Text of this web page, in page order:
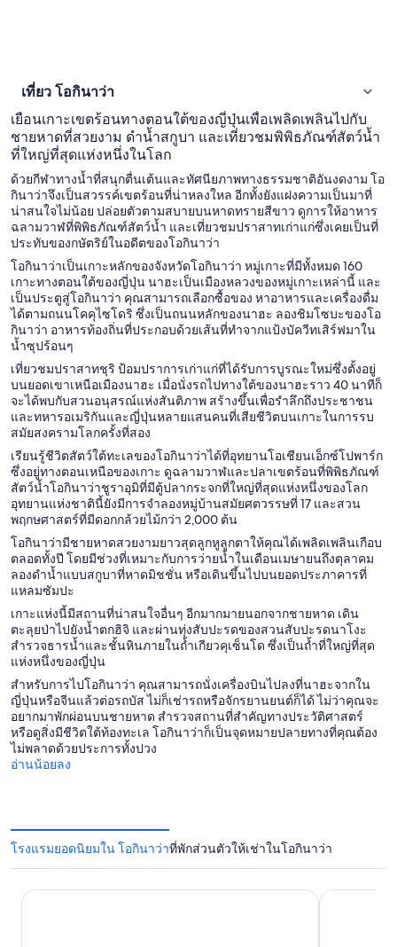
เที่ยว โอกินาว่า
เยือนเกาะเขตร้อนทางตอนใต้ของญี่ปุ่นเพื่อเพลิดเพลินไปกับ
ชายหาดที่สวยงาม ดำน้ำสกูบา และเที่ยวชมพิพิธภัณฑ์สัตว์น้ำ
ที่ใหญ่ที่สุดแห่งหนึ่งในโลก
ด้วยกีฬาทางน้ำที่สนุกตื่นเต้นและทัศนียภาพทางธรรมชาติอันงดงาม โอ
กินาว่าจึงเป็นสวรรค์เขตร้อนที่น่าหลงใหล อีกทั้งยังแฝงความเป็นมาที่
น่าสนใจไม่น้อย ปล่อยตัวตามสบายบนหาดทรายสีขาว ดูการให้อาหาร
ฉลามวาฬที่พิพิธภัณฑ์สัตว์น้ำ และเที่ยวชมปราสาทเก่าแก่ซึ่งเคยเป็นที่
ประทับของกษัตริย์ในอดีตของโอกินาว่า
โอกินาว่าเป็นเกาะหลักของจังหวัดโอกินาว่า หมู่เกาะที่มีทั้งหมด 160
เกาะทางตอนใต้ของญี่ปุ่น นาฮะเป็นเมืองหลวงของหมู่เกาะเหล่านี้ และ
เป็นประตูสู่โอกินาว่า คุณสามารถเลือกซื้อของ หาอาหารและเครื่องดื่ม
ได้ตามถนนโคคุไซโดริ ซึ่งเป็นถนนหลักของนาฮะ ลองชิมโซบะของโอ
กินาว่า อาหารท้องถิ่นที่ประกอบด้วยเส้นที่ทำจากแป้งบัควีทเสิร์ฟมาใน
น้ำซุปร้อนๆ
เที่ยวชมปราสาทชุริ ป้อมปราการเก่าแก่ที่ได้รับการบูรณะใหม่ซึ่งตั้งอยู่
บนยอดเขาเหนือเมืองนาฮะ เมื่อนั่งรถไปทางใต้ของนาฮะราว 40 นาทีก็
จะได้พบกับสวนอนุสรณ์แห่งสันติภาพ สร้างขึ้นเพื่อรำลึกถึงประชาชน
และทหารอเมริกันและญี่ปุ่นหลายแสนคนที่เสียชีวิตบนเกาะในการรบ
สมัยสงครามโลกครั้งที่สอง
เรียนรู้ชีวิตสัตว์ใต้ทะเลของโอกินาว่าได้ที่อุทยานโอเชียนเอ็กซ์โปพาร์ก
ซึ่งอยู่ทางตอนเหนือของเกาะ ดูฉลามวาฬและปลาเขตร้อนที่พิพิธภัณฑ์
สัตว์น้ำโอกินาว่าชูราอุมิที่มีตู้ปลากระจกที่ใหญ่ที่สุดแห่งหนึ่งของโลก
อุทยานแห่งชาตินี้ยังมีการจำลองหมู่บ้านสมัยศตวรรษที่ 17 และสวน
พฤกษศาสตร์ที่มีดอกกล้วยไม้กว่า 2,000 ต้น
โอกินาว่ามีชายหาดสวยงามยาวสุดลูกหูลูกตาให้คุณได้เพลิดเพลินเกือบ
ตลอดทั้งปี โดยมีช่วงที่เหมาะกับการว่ายน้ำในเดือนเมษายนถึงตุลาคม
ลองดำน้ำแบบสกูบาที่หาดมิชชั่น หรือเดินขึ้นไปบนยอดประภาคารที่
แหลมซัมปะ
เกาะแห่งนี้มีสถานที่น่าสนใจอื่นๆ อีกมากมายนอกจากชายหาด เดิน
ตะลุยป่าไปยังน้ำตกฮิจิ และผ่านทุ่งสับปะรดของสวนสับปะรดนาโงะ
สำรวจธารน้ำและชั้นหินภายในถ้ำเกียวคุเซ็นโด ซึ่งเป็นถ้ำที่ใหญ่ที่สุด
แห่งหนึ่งของญี่ปุ่น
สำหรับการไปโอกินาว่า คุณสามารถนั่งเครื่องบินไปลงที่นาฮะจากใน
ญี่ปุ่นหรือจีนแล้วต่อรถบัส ไม่ก็เช่ารถหรือจักรยานยนต์ก็ได้ ไม่ว่าคุณจะ
อยากมาพักผ่อนบนชายหาด สำรวจสถานที่สำคัญทางประวัติศาสตร์
หรือดูสิ่งมีชีวิตใต้ท้องทะเล โอกินาว่าก็เป็นจุดหมายปลายทางที่คุณต้อง
ไม่พลาดด้วยประการทั้งปวง
อ่านน้อยลง
โรงแรมยอดนิยมใน โอกินาว่าที่พักส่วนตัวให้เช่าในโอกินาว่า
เฮลคูลานิ โอกินาวะ โรงแรม